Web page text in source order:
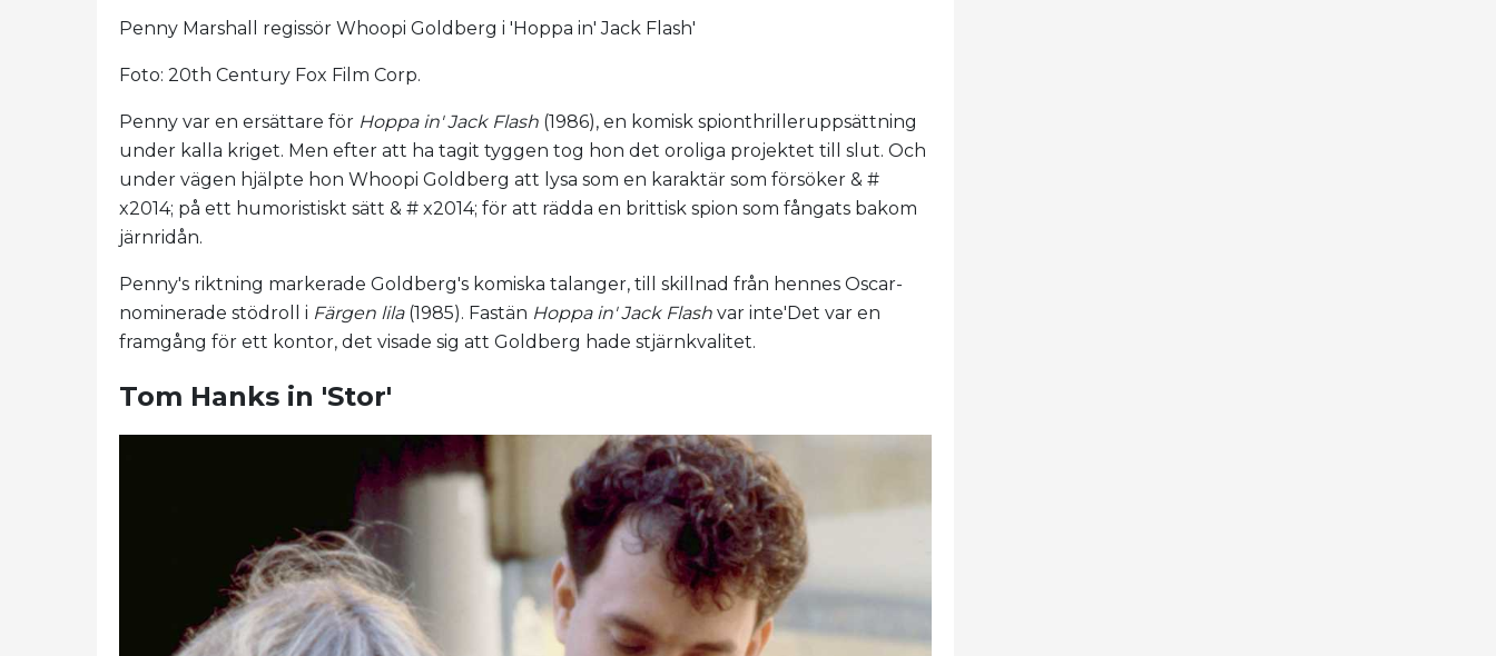
Penny Marshall regissör Whoopi Goldberg i 'Hoppa in' Jack Flash'
Foto: 20th Century Fox Film Corp.
Penny var en ersättare för Hoppa in' Jack Flash (1986), en komisk spionthrilleruppsättning
under kalla kriget. Men efter att ha tagit tyggen tog hon det oroliga projektet till slut. Och
under vägen hjälpte hon Whoopi Goldberg att lysa som en karaktär som försöker & #
x2014; på ett humoristiskt sätt & # x2014; för att rädda en brittisk spion som fångats bakom
järnridån.
Penny's riktning markerade Goldberg's komiska talanger, till skillnad från hennes Oscar-
nominerade stödroll i Färgen lila(1985). Fastän Hoppa in' Jack Flash var inte'Det var en
framgång för ett kontor, det visade sig att Goldberg hade stjärnkvalitet.
Tom Hanks in 'Stor'